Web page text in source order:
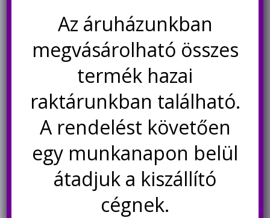
Mikrokontroller-technika
Áramforrások 214
Energiatárolás 156
Világítástechnika 53
Okosotthon
Az áruházunkban
megvásárolható összes
termék hazai
raktárunkban található.
A rendelést követően
egy munkanapon belül
átadjuk a kiszállító
cégnek.